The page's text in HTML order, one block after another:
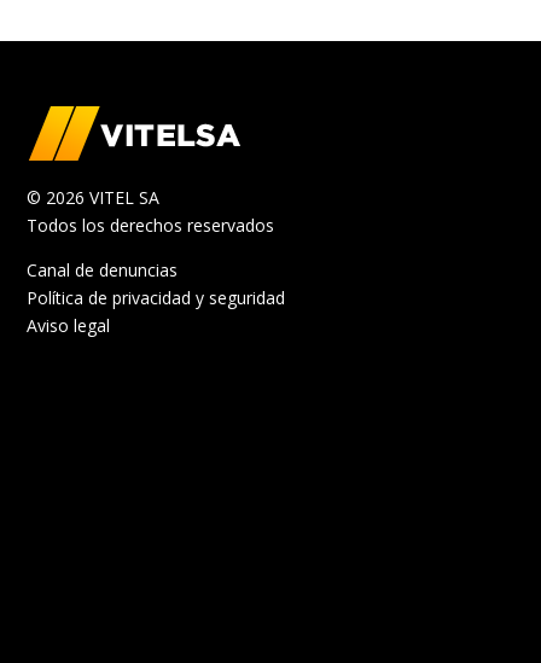
© 2026 VITEL SA
Todos los derechos reservados
Canal de denuncias
Política de privacidad y seguridad
Aviso legal